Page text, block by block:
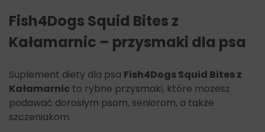
Fish4Dogs Squid Bites z
Kałamarnic – przysmaki dla psa
Suplement diety dla psa Fish4Dogs Squid Bites z
Kałamarnic to rybne przysmaki, które możesz
podawać dorosłym psom, seniorom, a także
szczeniakom.